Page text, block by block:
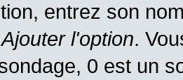
entrez son
Ajouter l'option.
0 est un